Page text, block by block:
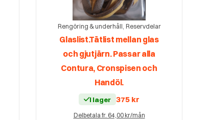
Rengöring & underhåll, Reservdelar
Glaslist.Tätlist mellan glas
och gjutjärn. Passar alla
Contura, Cronspisen och
Handöl.
I lager 375 kr
Delbetala fr. 64,00 kr/mån